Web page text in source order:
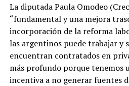
La diputada Paula Omodeo
“fundamental y una mejora
incorporación de la reforma
las argentinos puede trabajar y
encuentran contratados en
más profundo porque tenemos
incentiva a no generar fuentes